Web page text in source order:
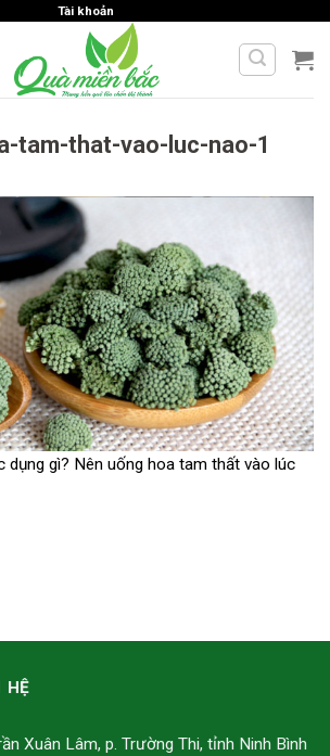
Tài khoản
tam-that-vao-luc-nao-1
dụng gì? Nên uống hoa tam thất vào lúc
HỆ
Xuân Lâm, p. Trường Thi, tỉnh Ninh Bình